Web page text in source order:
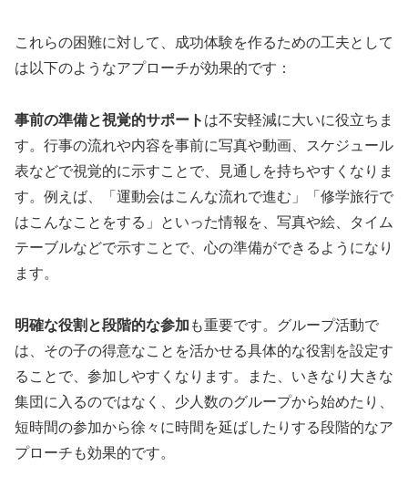
これらの困難に対して、成功体験を作るための工夫として
は以下のようなアプローチが効果的です：
事前の準備と視覚的サポート は不安軽減に大いに役立ちま
す。行事の流れや内容を事前に写真や動画、スケジュール
表などで視覚的に示すことで、見通しを持ちやすくなりま
す。例えば、「運動会はこんな流れで進む」「修学旅行で
はこんなことをする」といった情報を、写真や絵、タイム
テーブルなどで示すことで、心の準備ができるようになり
ます。
明確な役割と段階的な参加 も重要です。グループ活動で
は、その子の得意なことを活かせる具体的な役割を設定す
ることで、参加しやすくなります。また、いきなり大きな
集団に入るのではなく、少人数のグループから始めたり、
短時間の参加から徐々に時間を延ばしたりする段階的なア
プローチも効果的です。